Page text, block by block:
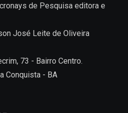
de Pesquisa editora e
José Leite de Oliveira
73 - Bairro Centro.
Conquista - BA